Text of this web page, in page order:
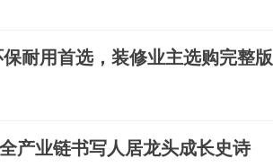
耐用首选，装修业主选购完整版
产业链书写人居龙头成长史诗